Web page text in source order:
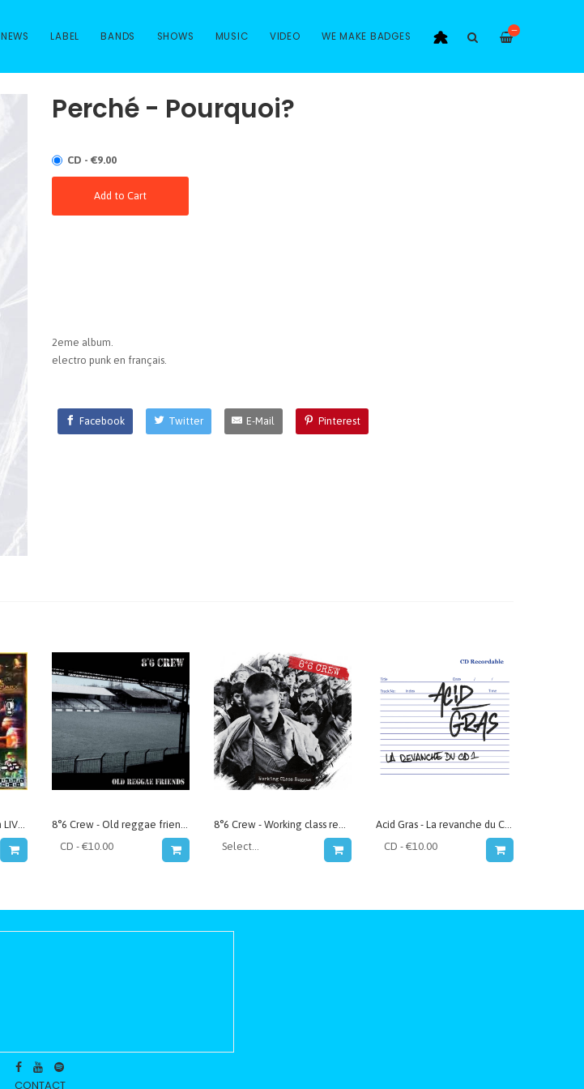
—
NEWS LABEL BANDS SHOWS MUSIC VIDEO WE MAKE BADGES
Perché - Pourquoi?
CD - €9.00
Add to Cart
2eme album.
electro punk en français.
Facebook Twitter E-Mail Pinterest
3 jours en vrac 2 discs en LIVE (VA) 8°6 Crew - Old reggae friends 8°6 Crew - Working class reggae Acid Gras - La revanche du CD1
CONTACT